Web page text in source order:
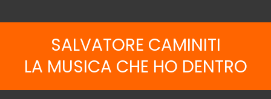
SALVATORE CAMINITI
LA MUSICA CHE HO DENTRO